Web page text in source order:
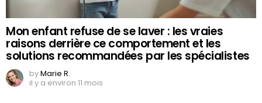
Mon enfant refuse de se laver : les vraies
raisons derrière ce comportement et les
solutions recommandées par les spécialistes
byMarie R.
il y a environ 11 mois